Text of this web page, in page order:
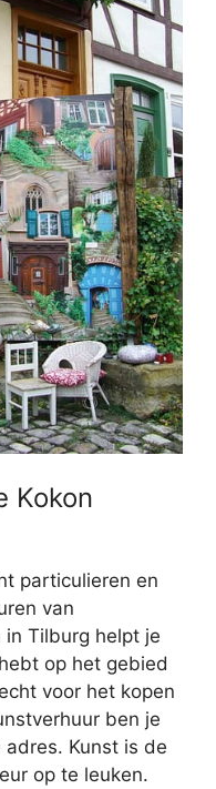
Kokon
particulieren en
van
in Tilburg helpt je
op het gebied
voor het kopen
ben je
Kunst is de
op te leuken.